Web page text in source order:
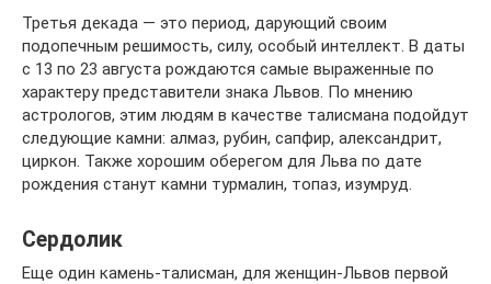
Третья декада — это период, дарующий своим
подопечным решимость, силу, особый интеллект. В даты
с 13 по 23 августа рождаются самые выраженные по
характеру представители знака Львов. По мнению
астрологов, этим людям в качестве талисмана подойдут
следующие камни: алмаз, рубин, сапфир, александрит,
циркон. Также хорошим оберегом для Льва по дате
рождения станут камни турмалин, топаз, изумруд.
Сердолик
Еще один камень-талисман, для женщин-Львов первой